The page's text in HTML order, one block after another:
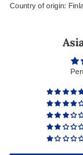
Country of origin: